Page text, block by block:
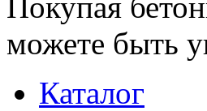
можете быть
Каталог